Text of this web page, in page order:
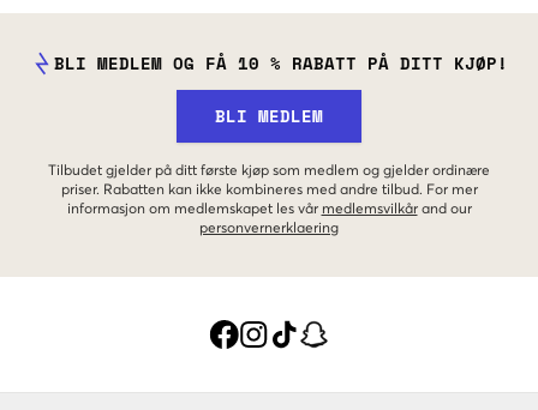
BLI MEDLEM OG FÅ 10 % RABATT PÅ DITT KJØP!
BLI MEDLEM
Tilbudet gjelder på ditt første kjøp som medlem og gjelder ordinære
priser. Rabatten kan ikke kombineres med andre tilbud. For mer
informasjon om medlemskapet les vår medlemsvilkår and our
personvernerklaering